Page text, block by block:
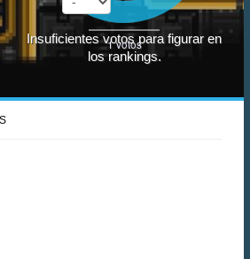
1votos
Insuficientes votos para figurar en
los rankings.